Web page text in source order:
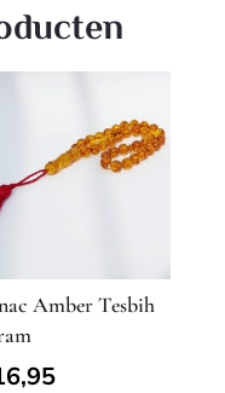
Amber Tesbih